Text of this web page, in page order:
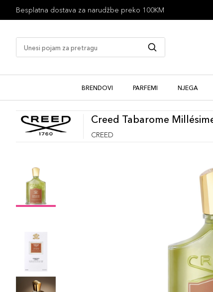
1 besplatan uzorak uz kupovinu
BRENDOVI PARFEMI NJEGA
Creed Tabarome
CREED